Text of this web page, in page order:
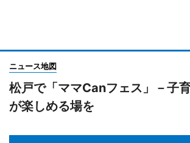
ニュース地図
松戸で「ママCanフェス」－子
が楽しめる場を